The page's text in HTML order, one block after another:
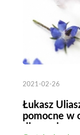
2021-02-26
Łukasz
pomocne w